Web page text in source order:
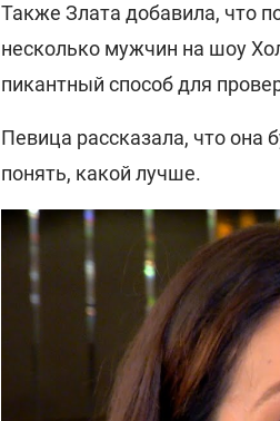
Также Злата добавила, что
несколько мужчин на шоу
пикантный способ для
Певица рассказала, что она
понять, какой лучше.